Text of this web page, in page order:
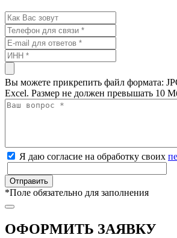
Вы можете прикрепить файл формата:
Excel. Размер не должен превышать 10
Я даю согласие на обработку своих
*Поле обязательно для заполнения
ОФОРМИТЬ ЗАЯВКУ